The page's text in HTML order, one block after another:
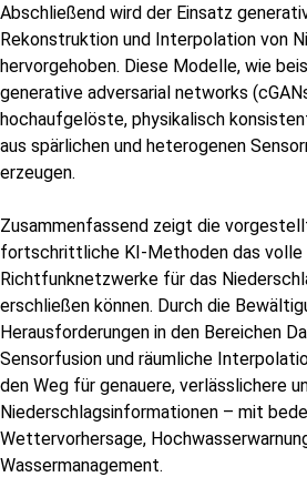
Abschließend wird der Einsatz
Rekonstruktion und Interpolation von
hervorgehoben. Diese Modelle, wie
generative adversarial networks
hochaufgelöste, physikalisch
aus spärlichen und heterogenen
erzeugen.
Zusammenfassend zeigt die
fortschrittliche KI-Methoden das volle
Richtfunknetzwerke für das
erschließen können. Durch die
Herausforderungen in den Bereichen
Sensorfusion und räumliche
den Weg für genauere, verlässlichere
Niederschlagsinformationen – mit
Wettervorhersage,
Wassermanagement.